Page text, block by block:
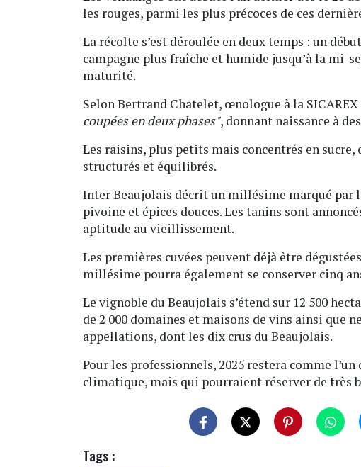
les rouges, parmi les plus précoces de ces
La récolte s’est déroulée en deux temps : un
campagne plus fraîche et humide jusqu’à la mi-
maturité.
Selon Bertrand Chatelet, œnologue à la
coupées en deux phases", donnant naissance à
Les raisins, plus petits mais concentrés en sucre,
structurés et équilibrés.
Inter Beaujolais décrit un millésime marqué par
pivoine et épices douces. Les tanins sont
aptitude au vieillissement.
Les premières cuvées peuvent déjà être
millésime pourra également se conserver cinq
Le vignoble du Beaujolais s’étend sur 12 500
de 2 000 domaines et maisons de vins ainsi que
appellations, dont les dix crus du Beaujolais.
Pour les professionnels, 2025 restera comme
climatique, mais qui pourraient réserver de très
Tags :